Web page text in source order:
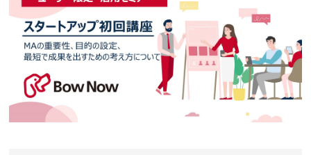
お問い合わせ
代理店の方はこちら
マニュアルサイト